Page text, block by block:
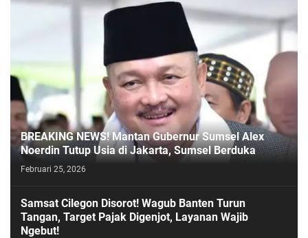
BREAKING NEWS! Mantan Gubernur Sumsel Alex
Noerdin Tutup Usia di Jakarta, Sumsel Berduka
Februari 25, 2026
Samsat Cilegon Disorot! Wagub Banten Turun
Tangan, Target Pajak Digenjot, Layanan Wajib
Ngebut!